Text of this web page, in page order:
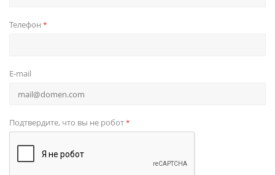
Телефон *
E-mail
Подтвердите, что вы не робот*